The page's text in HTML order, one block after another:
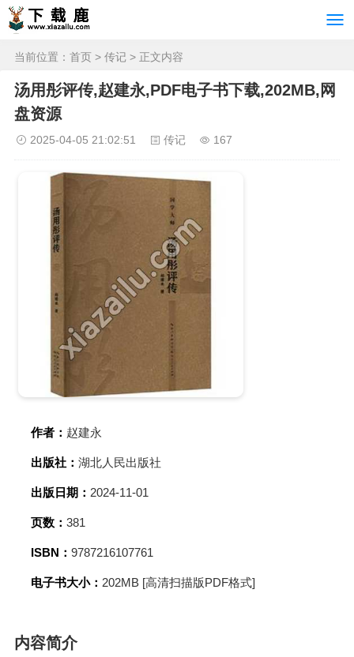
当前位置： 首页 > 传记 > 正文内容
汤用彤评传,赵建永,PDF电子书下载,202MB,网
盘资源
2025-04-05 21:02:51 传记 167
作者： 赵建永
出版社： 湖北人民出版社
出版日期： 2024-11-01
页数： 381
ISBN： 9787216107761
电子书大小： 202MB [高清扫描版PDF格式]
内容简介